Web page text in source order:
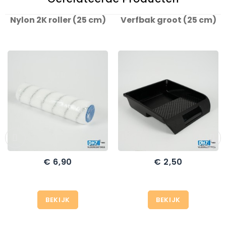
Nylon 2K roller (25 cm)
Prijs
€ 6,90
BEKIJK
Verfbak groot (25 cm)
Prijs
€ 2,50
BEKIJK